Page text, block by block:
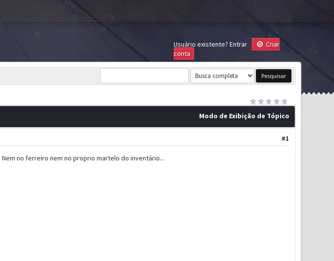
Usuário existente? Entrar
Criar
conta
Modo de Exibição de Tópico
#1
no ferreiro nem no proprio martelo do inventário...